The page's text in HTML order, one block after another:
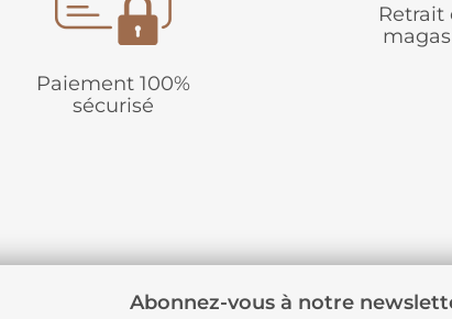
Paiement 100%
sécurisé
Retrait
Abonnez-vous à notre